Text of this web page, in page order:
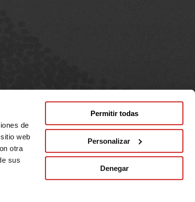
de
web
otra
sus
Permitir todas
Personalizar
Denegar
Privacy policy Cookies policy